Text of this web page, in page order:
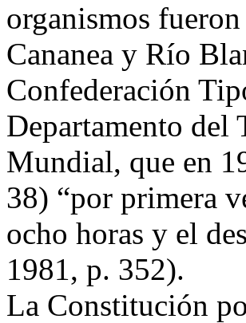
organismos
Cananea y Río
Confederación
Departamento del
Mundial, que en
38) “por primera
ocho horas y el
1981, p. 352).
La Constitución